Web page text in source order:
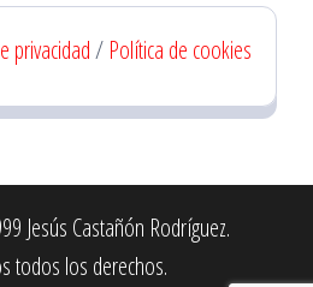
privacidad/ Política de cookies
Jesús Castañón Rodríguez.
todos los derechos.